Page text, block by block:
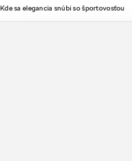
Kde sa elegancia snúbi so športovosťou